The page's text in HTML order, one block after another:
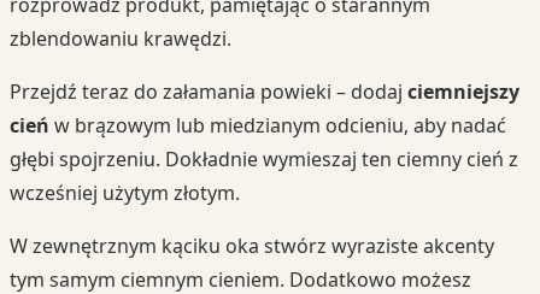
zblendowaniu krawędzi.
Przejdź teraz do załamania powieki – dodaj ciemniejszy
cień w brązowym lub miedzianym odcieniu, aby nadać
głębi spojrzeniu. Dokładnie wymieszaj ten ciemny cień z
wcześniej użytym złotym.
W zewnętrznym kąciku oka stwórz wyraziste akcenty
tym samym ciemnym cieniem. Dodatkowo możesz